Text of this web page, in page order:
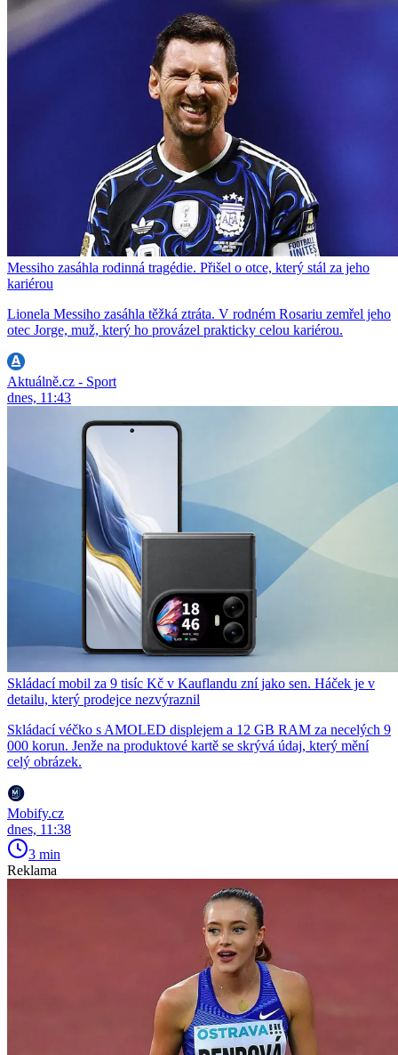
Messiho zasáhla rodinná tragédie. Přišel o otce, který stál za jeho
kariérou
Lionela Messiho zasáhla těžká ztráta. V rodném Rosariu zemřel jeho
otec Jorge, muž, který ho provázel prakticky celou kariérou.
Aktuálně.cz - Sport
dnes, 11:43
Skládací mobil za 9 tisíc Kč v Kauflandu zní jako sen. Háček je v
detailu, který prodejce nezvýraznil
Skládací véčko s AMOLED displejem a 12 GB RAM za necelých 9
000 korun. Jenže na produktové kartě se skrývá údaj, který mění
celý obrázek.
Mobify.cz
dnes, 11:38
3 min
Reklama